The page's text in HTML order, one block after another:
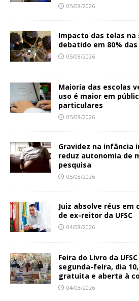
05/08/2026
Impacto das telas na
debatido em 80%
05/08/2026
Maioria das escolas
uso é maior em
particulares
05/08/2026
Gravidez na infância
reduz autonomia de
pesquisa
05/08/2026
Juiz absolve réus em
de ex-reitor da UFSC
04/08/2026
Feira do Livro da
segunda-feira, dia
gratuita e aberta à
04/08/2026